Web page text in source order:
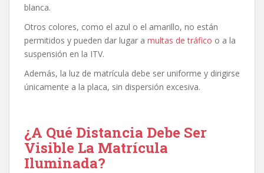
blanca.
Otros colores, como el azul o el amarillo, no están
permitidos y pueden dar lugar a multas de tráfico o a la
suspensión en la ITV.
Además, la luz de matrícula debe ser uniforme y dirigirse
únicamente a la placa, sin dispersión excesiva.
¿A Qué Distancia Debe Ser
Visible La Matrícula
Iluminada?